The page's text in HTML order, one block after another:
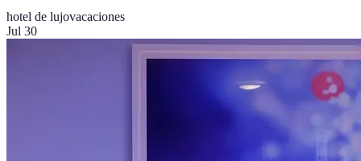
hotel de lujovacaciones
Jul 30